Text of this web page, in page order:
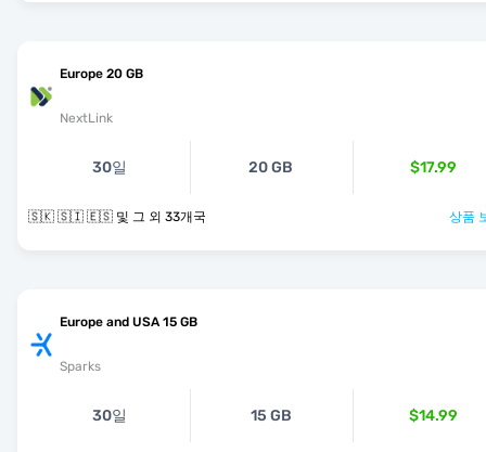
Europe 20 GB
NextLink
30일 20 GB $17.99
🇸🇰 🇸🇮 🇪🇸 및 그 외 33개국 상품
Europe and USA 15 GB
Sparks
30일 15 GB $14.99